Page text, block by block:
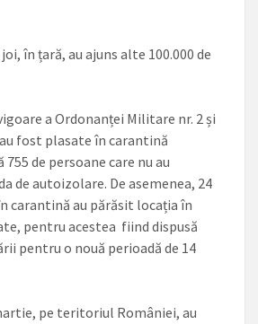
în țară, au ajuns alte 100.000 de
a Ordonanței Militare nr. 2 și
fost plasate în carantină
de persoane care nu au
de autoizolare. De asemenea, 24
carantină au părăsit locația în
pentru acestea fiind dispusă
pentru o nouă perioadă de 14
pe teritoriul României, au